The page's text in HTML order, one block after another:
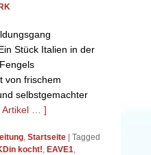
Stück Italien in der
von frischem
selbstgemachter
Artikel … ]
, Startseite | Tagged
kocht!, EAVE1,